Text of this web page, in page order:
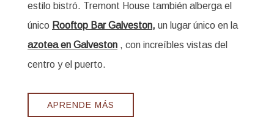
para disfrutar de un sabor suave y local de la vida
nocturna de Galveston.
APRENDE MÁS